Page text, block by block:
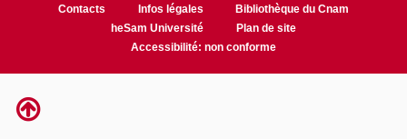
Contacts Infos légales
Bibliothèque du Cnam
heSam Université
Plan de site
Accessibilité: non conforme